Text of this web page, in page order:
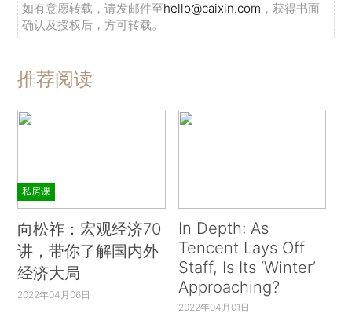
如有意愿转载，请发邮件至hello@caixin.com ，获得书面
确认及授权后，方可转载。
推荐阅读
私房课
向松祚：宏观经济70
讲，带你了解国内外
经济大局
2022年04月06日
In Depth: As
Tencent Lays Off
Staff, Is Its ‘Winter’
Approaching?
2022年04月01日